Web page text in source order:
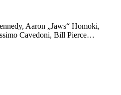
Aaron „Jaws“ Homoki,
Cavedoni, Bill Pierce…